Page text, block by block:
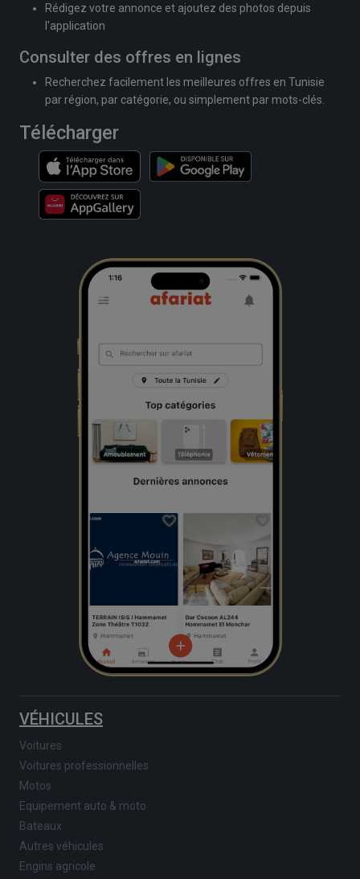
Rédigez votre annonce et ajoutez des photos depuis
l'application
Consulter des offres en lignes
Recherchez facilement les meilleures offres en Tunisie
par région, par catégorie, ou simplement par mots-clés.
Télécharger
VÉHICULES
Voitures
Voitures professionnelles
Motos
Equipement auto & moto
Bateaux
Autres véhicules
Engins agricole